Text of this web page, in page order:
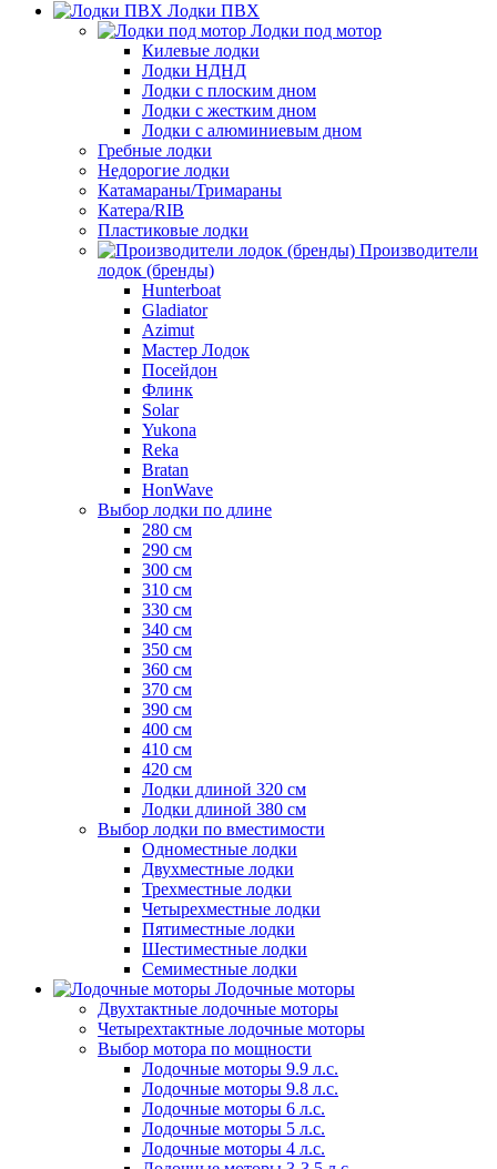
Лодки ПВХ
Лодки под мотор
Килевые лодки
Лодки НДНД
Лодки с плоским дном
Лодки с жестким дном
Лодки с алюминиевым дном
Гребные лодки
Недорогие лодки
Катамараны/Тримараны
Катера/RIB
Пластиковые лодки
Производители
лодок (бренды)
Hunterboat
Gladiator
Azimut
Мастер Лодок
Посейдон
Флинк
Solar
Yukona
Reka
Bratan
HonWave
Выбор лодки по длине
280 см
290 см
300 см
310 см
330 см
340 см
350 см
360 см
370 см
390 см
400 см
410 см
420 см
Лодки длиной 320 см
Лодки длиной 380 см
Выбор лодки по вместимости
Одноместные лодки
Двухместные лодки
Трехместные лодки
Четырехместные лодки
Пятиместные лодки
Шестиместные лодки
Семиместные лодки
Лодочные моторы
Двухтактные лодочные моторы
Четырехтактные лодочные моторы
Выбор мотора по мощности
Лодочные моторы 9.9 л.с.
Лодочные моторы 9.8 л.с.
Лодочные моторы 6 л.с.
Лодочные моторы 5 л.с.
Лодочные моторы 4 л.с.